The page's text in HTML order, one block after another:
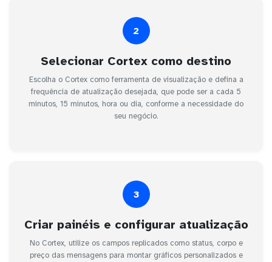
2
Selecionar Cortex como destino
Escolha o Cortex como ferramenta de visualização e defina a
frequência de atualização desejada, que pode ser a cada 5
minutos, 15 minutos, hora ou dia, conforme a necessidade do
seu negócio.
3
Criar painéis e configurar atualização
No Cortex, utilize os campos replicados como status, corpo e
preço das mensagens para montar gráficos personalizados e